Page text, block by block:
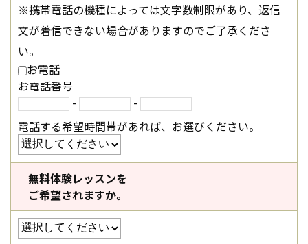
※携帯電話の機種によっては文字数制限があり、返信
文が着信できない場合がありますのでご了承くださ
い。
お電話
お電話番号
-
-
電話する希望時間帯があれば、お選びください。
無料体験レッスンを
ご希望されますか。